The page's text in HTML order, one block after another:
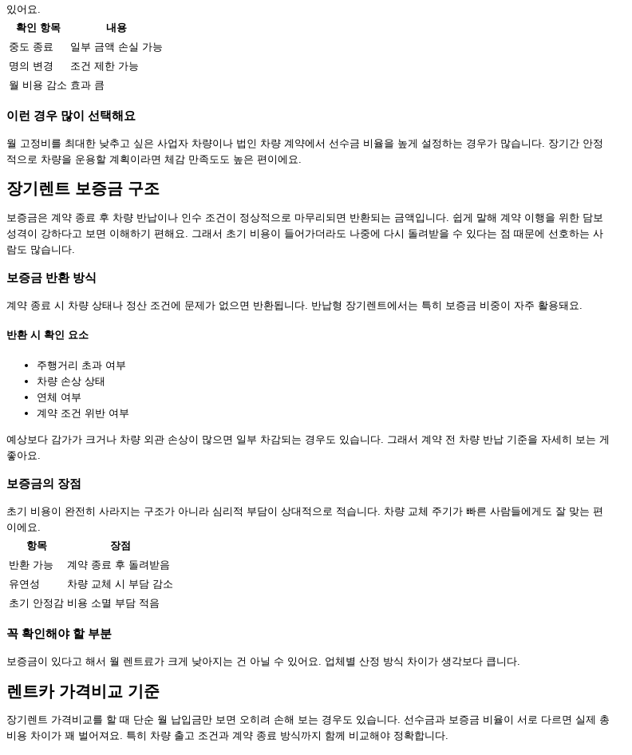
있어요.
확인 항목
내용
중도 종료
일부 금액 손실 가능
명의 변경
조건 제한 가능
월 비용 감소 효과 큼
이런 경우 많이 선택해요
월 고정비를 최대한 낮추고 싶은 사업자 차량이나 법인 차량 계약에서 선수금 비율을 높게 설정하는 경우가 많습니다. 장기간 안정
적으로 차량을 운용할 계획이라면 체감 만족도도 높은 편이에요.
장기렌트 보증금 구조
보증금은 계약 종료 후 차량 반납이나 인수 조건이 정상적으로 마무리되면 반환되는 금액입니다. 쉽게 말해 계약 이행을 위한 담보
성격이 강하다고 보면 이해하기 편해요. 그래서 초기 비용이 들어가더라도 나중에 다시 돌려받을 수 있다는 점 때문에 선호하는 사
람도 많습니다.
보증금 반환 방식
계약 종료 시 차량 상태나 정산 조건에 문제가 없으면 반환됩니다. 반납형 장기렌트에서는 특히 보증금 비중이 자주 활용돼요.
반환 시 확인 요소
주행거리 초과 여부
차량 손상 상태
연체 여부
계약 조건 위반 여부
예상보다 감가가 크거나 차량 외관 손상이 많으면 일부 차감되는 경우도 있습니다. 그래서 계약 전 차량 반납 기준을 자세히 보는 게
좋아요.
보증금의 장점
초기 비용이 완전히 사라지는 구조가 아니라 심리적 부담이 상대적으로 적습니다. 차량 교체 주기가 빠른 사람들에게도 잘 맞는 편
이에요.
항목
장점
반환 가능
계약 종료 후 돌려받음
유연성
차량 교체 시 부담 감소
초기 안정감 비용 소멸 부담 적음
꼭 확인해야 할 부분
보증금이 있다고 해서 월 렌트료가 크게 낮아지는 건 아닐 수 있어요. 업체별 산정 방식 차이가 생각보다 큽니다.
렌트카 가격비교 기준
장기렌트 가격비교를 할 때 단순 월 납입금만 보면 오히려 손해 보는 경우도 있습니다. 선수금과 보증금 비율이 서로 다르면 실제 총
비용 차이가 꽤 벌어져요. 특히 차량 출고 조건과 계약 종료 방식까지 함께 비교해야 정확합니다.